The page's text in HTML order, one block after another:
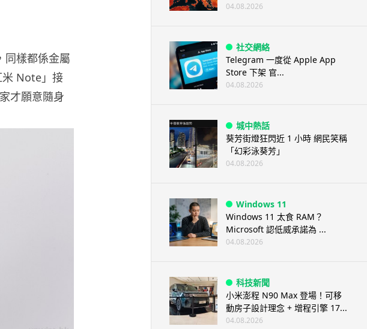
同樣都係金屬
米 Note」接
才願意隨身
04.08.2026
社交網絡
Telegram 一度從 Apple App
Store 下架 官...
04.08.2026
城中熱話
葵芳街燈狂閃近 1 小時 網民笑稱
「幻彩泳葵芳」
04.08.2026
Windows 11
Windows 11 太食 RAM？
Microsoft 認低威承諾為 ...
04.08.2026
科技新聞
小米澎程 N90 Max 登場！可移
動房子設計理念 + 增程引擎 17...
04.08.2026